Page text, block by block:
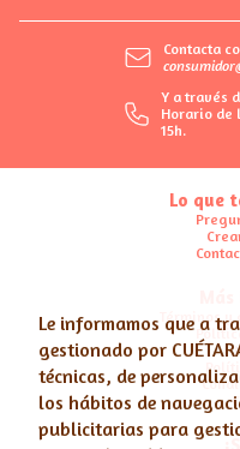
Le informamos que a
gestionado por
técnicas, de
los hábitos de
publicitarias para
Contacta
Y a través
Horario de
15h.
Lo que
Términos y